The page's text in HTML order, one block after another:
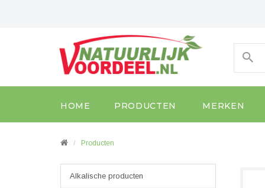
HOME PRODUCTEN MERKEN
Producten
Alkalische producten